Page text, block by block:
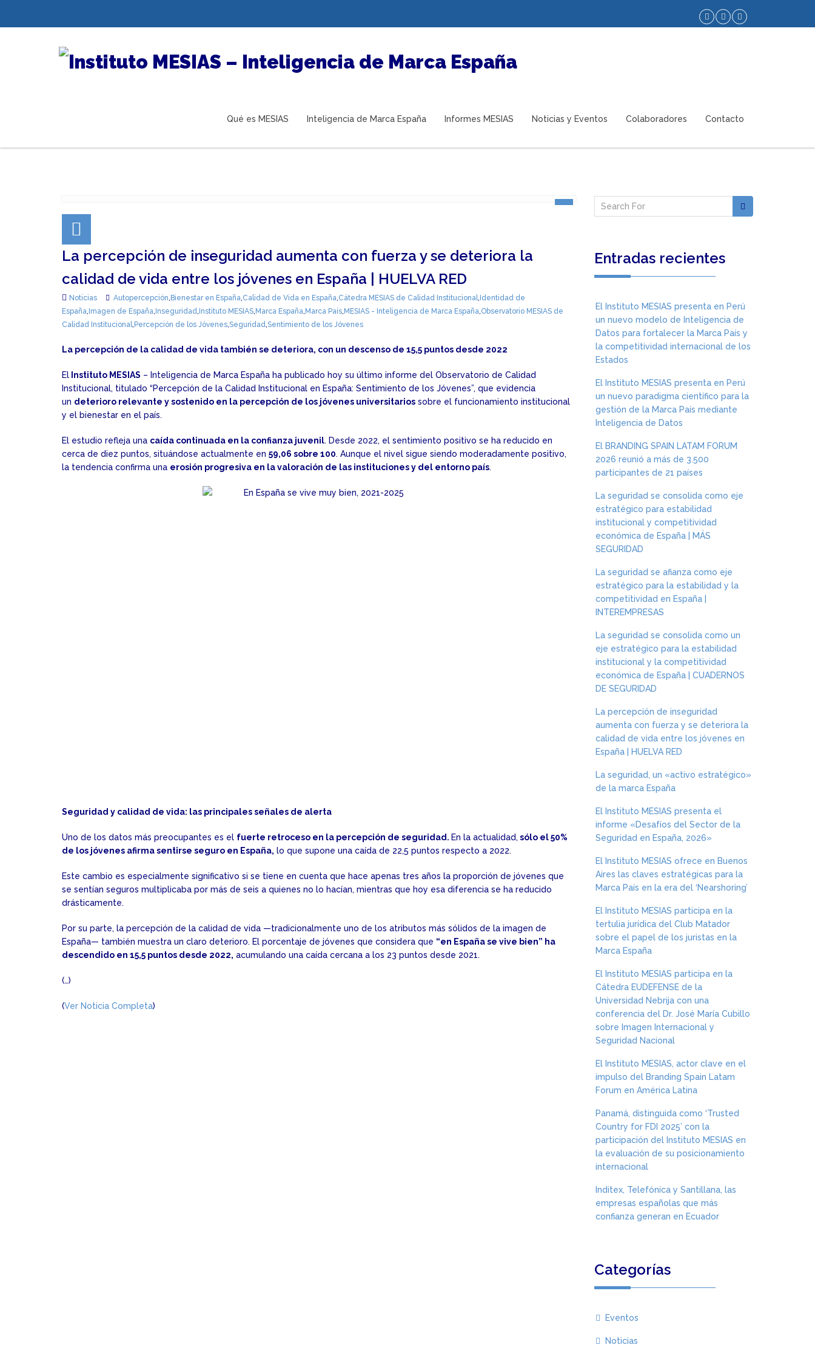
Qué es MESIAS Inteligencia de Marca España Informes MESIAS Noticias y Eventos Colaboradores Contacto
La percepción de inseguridad aumenta con fuerza y se deteriora la
calidad de vida entre los jóvenes en España | HUELVA RED
Noticias Autopercepción, Bienestar en España,Calidad de Vida en España,Cátedra MESIAS de Calidad Institucional, Identidad de
España, Imagen de España, Inseguridad, Instituto MESIAS, Marca España, Marca País, MESIAS - Inteligencia de Marca España,Observatorio MESIAS de
Calidad Institucional, Percepción de los Jóvenes,Seguridad,Sentimiento de los Jóvenes
La percepción de la calidad de vida también se deteriora, con un descenso de 15,5 puntos desde 2022
El Instituto MESIAS – Inteligencia de Marca España ha publicado hoy su último informe del Observatorio de Calidad
Institucional, titulado “Percepción de la Calidad Institucional en España: Sentimiento de los Jóvenes”, que evidencia
un deterioro relevante y sostenido en la percepción de los jóvenes universitarios sobre el funcionamiento institucional
y el bienestar en el país.
El estudio refleja una caída continuada en la confianza juvenil. Desde 2022, el sentimiento positivo se ha reducido en
cerca de diez puntos, situándose actualmente en 59,06 sobre 100. Aunque el nivel sigue siendo moderadamente positivo,
la tendencia confirma una erosión progresiva en la valoración de las instituciones y del entorno país.
Seguridad y calidad de vida: las principales señales de alerta
Uno de los datos más preocupantes es el fuerte retroceso en la percepción de seguridad. En la actualidad, sólo el 50%
de los jóvenes afirma sentirse seguro en España, lo que supone una caída de 22,5 puntos respecto a 2022.
Este cambio es especialmente significativo si se tiene en cuenta que hace apenas tres años la proporción de jóvenes que
se sentían seguros multiplicaba por más de seis a quienes no lo hacían, mientras que hoy esa diferencia se ha reducido
drásticamente.
Por su parte, la percepción de la calidad de vida —tradicionalmente uno de los atributos más sólidos de la imagen de
España— también muestra un claro deterioro. El porcentaje de jóvenes que considera que “en España se vive bien” ha
descendido en 15,5 puntos desde 2022, acumulando una caída cercana a los 23 puntos desde 2021.
(…)
(Ver Noticia Completa)
Entradas recientes
El Instituto MESIAS presenta en Perú
un nuevo modelo de Inteligencia de
Datos para fortalecer la Marca País y
la competitividad internacional de los
Estados
El Instituto MESIAS presenta en Perú
un nuevo paradigma científico para la
gestión de la Marca País mediante
Inteligencia de Datos
El BRANDING SPAIN LATAM FORUM
2026 reunió a más de 3.500
participantes de 21 países
La seguridad se consolida como eje
estratégico para estabilidad
institucional y competitividad
económica de España | MÁS
SEGURIDAD
La seguridad se afianza como eje
estratégico para la estabilidad y la
competitividad en España |
INTEREMPRESAS
La seguridad se consolida como un
eje estratégico para la estabilidad
institucional y la competitividad
económica de España | CUADERNOS
DE SEGURIDAD
La percepción de inseguridad
aumenta con fuerza y se deteriora la
calidad de vida entre los jóvenes en
España | HUELVA RED
La seguridad, un «activo estratégico»
de la marca España
El Instituto MESIAS presenta el
informe «Desafíos del Sector de la
Seguridad en España, 2026»
El Instituto MESIAS ofrece en Buenos
Aires las claves estratégicas para la
Marca País en la era del ‘Nearshoring’
El Instituto MESIAS participa en la
tertulia jurídica del Club Matador
sobre el papel de los juristas en la
Marca España
El Instituto MESIAS participa en la
Cátedra EUDEFENSE de la
Universidad Nebrija con una
conferencia del Dr. José María Cubillo
sobre Imagen Internacional y
Seguridad Nacional
El Instituto MESIAS, actor clave en el
impulso del Branding Spain Latam
Forum en América Latina
Panamá, distinguida como ‘Trusted
Country for FDI 2025’ con la
participación del Instituto MESIAS en
la evaluación de su posicionamiento
internacional
Inditex, Telefónica y Santillana, las
empresas españolas que más
confianza generan en Ecuador
Categorías
Eventos
Noticias